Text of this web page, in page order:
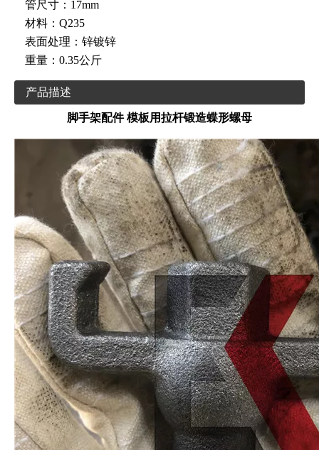
管尺寸： 17mm
材料： Q235
表面处理： 锌镀锌
重量： 0.35公斤
产品描述
脚手架配件 模板用拉杆锻造蝶形螺母